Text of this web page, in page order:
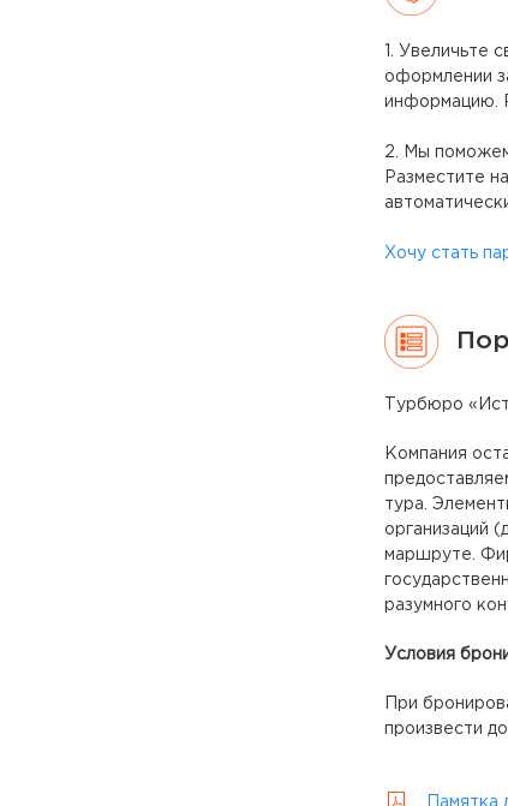
1. Увеличьте
оформлении
информацию.
2. Мы поможем
Разместите
Хочу стать
Турбюро
Компания
тура.
организаций
маршруте.
разумного
Условия
При
произвести
Памятка